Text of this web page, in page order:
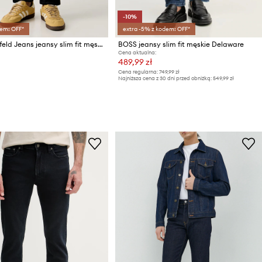
OFF*
Karl Lagerfeld Jeans jeansy slim fit męskie
-10%
extra -5% z kodem: OFF*
BOSS jeansy slim fit męskie Delaware
Cena aktualna:
489,99 zł
Cena regularna: 749,99 zł
Najniższa cena z 30 dni przed obniżką: 549,99 zł